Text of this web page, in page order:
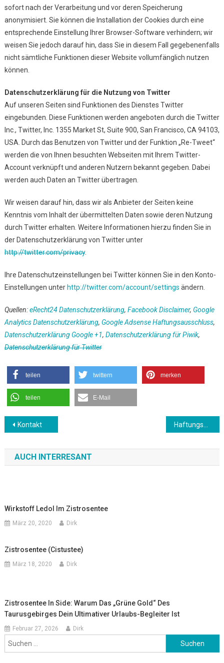
sofort nach der Verarbeitung und vor deren Speicherung
anonymisiert. Sie können die Installation der Cookies durch eine
entsprechende Einstellung Ihrer Browser-Software verhindern; wir
weisen Sie jedoch darauf hin, dass Sie in diesem Fall gegebenenfalls
nicht sämtliche Funktionen dieser Website vollumfänglich nutzen
können.
Datenschutzerklärung für die Nutzung von Twitter
Auf unseren Seiten sind Funktionen des Dienstes Twitter
eingebunden. Diese Funktionen werden angeboten durch die Twitter
Inc., Twitter, Inc. 1355 Market St, Suite 900, San Francisco, CA 94103,
USA. Durch das Benutzen von Twitter und der Funktion „Re-Tweet“
werden die von Ihnen besuchten Webseiten mit Ihrem Twitter-
Account verknüpft und anderen Nutzern bekannt gegeben. Dabei
werden auch Daten an Twitter übertragen.
Wir weisen darauf hin, dass wir als Anbieter der Seiten keine
Kenntnis vom Inhalt der übermittelten Daten sowie deren Nutzung
durch Twitter erhalten. Weitere Informationen hierzu finden Sie in
der Datenschutzerklärung von Twitter unter
http://twitter.com/privacy.
Ihre Datenschutzeinstellungen bei Twitter können Sie in den Konto-
Einstellungen unter http://twitter.com/account/settings ändern.
Quellen:eRecht24 Datenschutzerklärung, Facebook Disclaimer, Google
Analytics Datenschutzerklärung, Google Adsense Haftungsausschluss,
Datenschutzerklärung Google +1, Datenschutzerklärung für Piwik,
Datenschutzerklärung für Twitter
teilen twittern merken
teilen E-Mail
Beitragsnavigation
Kontakt
AUCH INTERRESANT
Wirkstoff Ledol Im Zistrosentee
März 20, 2020 Dirk
Zistrosentee (Cistustee)
März 18, 2020 Dirk
Zistrosentee In Side: Warum Das „grüne Gold“ Des
Taurusgebirges Dein Ultimativer Urlaubs-Begleiter Ist
Februar 27, 2026 Dirk
Suchen
nach: